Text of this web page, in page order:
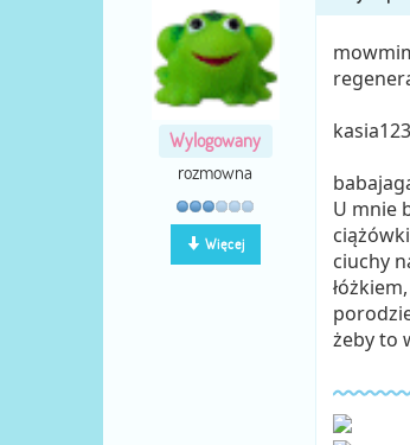
Wylogowany
rozmowna
Więcej
U mnie
ciuchy
żeby to